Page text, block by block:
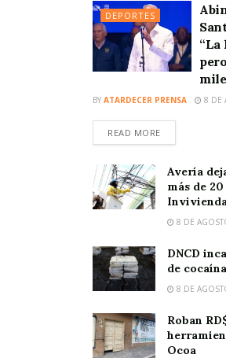
DEPORTES
“La
BY ATARDECER PRENSA 8 DE
READ MORE
Avería
más de
8 DE
DNCD
de
8 DE
Roban
Ocoa